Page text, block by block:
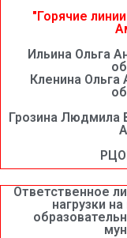
"Горячие
Ильина Ольга
Кленина Ольга
Грозина Людмила
Ответственное
нагрузки